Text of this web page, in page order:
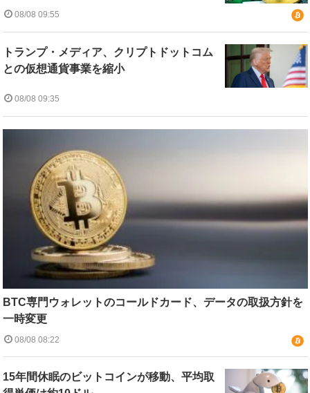
08/08 09:55
トランプ・メディア、クリプトドットコム
との仮想通貨事業を縮小
08/08 09:35
BTC専門ウォレットのコールドカード、データの取扱方針を
一時変更
08/08 08:22
15年間休眠のビットコインが移動、平均取